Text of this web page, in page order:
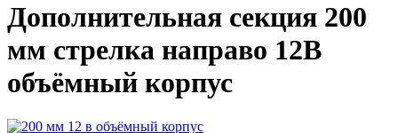
Дополнительная секция 200
мм стрелка направо 12В
объёмный корпус